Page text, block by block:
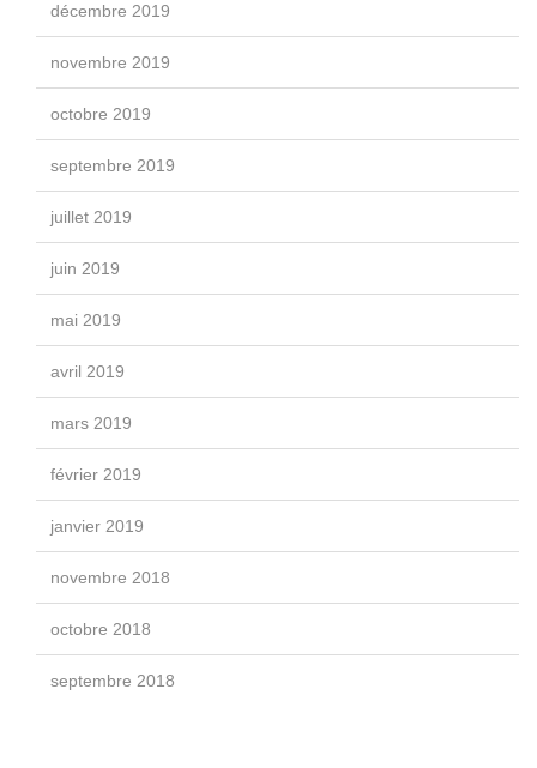
décembre 2019
novembre 2019
octobre 2019
septembre 2019
juillet 2019
juin 2019
mai 2019
avril 2019
mars 2019
février 2019
janvier 2019
novembre 2018
octobre 2018
septembre 2018